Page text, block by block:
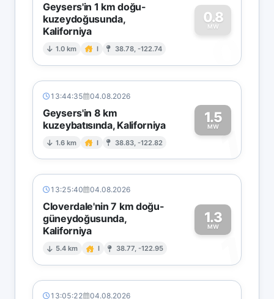
Geysers'in 1 km doğu-
kuzeydoğusunda,
Kaliforniya
1.0 km I 38.78, -122.74
0.8
MW
0
13:44:35 04.08.2026
Geysers'in 8 km
kuzeybatısında, Kaliforniya
1.6 km I 38.83, -122.82
1.5
MW1
13:25:40 04.08.2026
Cloverdale'nin 7 km doğu-
güneydoğusunda,
Kaliforniya
5.4 km I 38.77, -122.95
1.3
MW
1
13:05:22 04.08.2026